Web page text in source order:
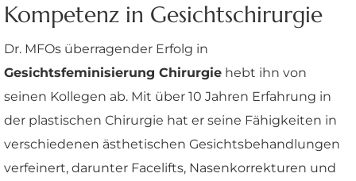
Kompetenz in Gesichtschirurgie
Dr. MFOs überragender Erfolg in
Gesichtsfeminisierung Chirurgie hebt ihn von
seinen Kollegen ab. Mit über 10 Jahren Erfahrung in
der plastischen Chirurgie hat er seine Fähigkeiten in
verschiedenen ästhetischen Gesichtsbehandlungen
verfeinert, darunter Facelifts, Nasenkorrekturen und